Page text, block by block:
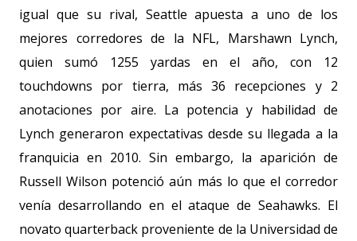
igual que su rival, Seattle apuesta a uno de los
mejores corredores de la NFL, Marshawn Lynch,
quien sumó 1255 yardas en el año, con 12
touchdowns por tierra, más 36 recepciones y 2
anotaciones por aire. La potencia y habilidad de
Lynch generaron expectativas desde su llegada a la
franquicia en 2010. Sin embargo, la aparición de
Russell Wilson potenció aún más lo que el corredor
venía desarrollando en el ataque de Seahawks. El
novato quarterback proveniente de la Universidad de